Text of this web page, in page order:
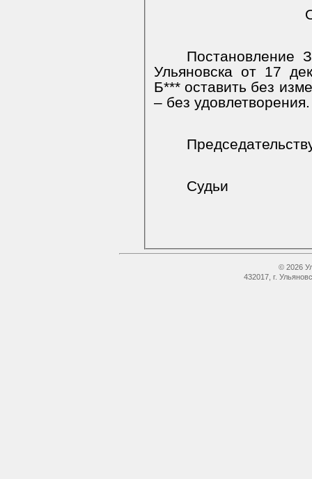
Постановление
Ульяновска от 17
Б*** оставить без
– без удовлетворения.
Судьи
© 2026
432017, г.